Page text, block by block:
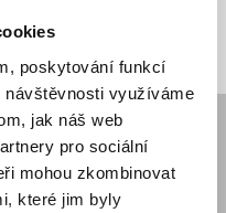
poskytování funkcí
využíváme
jak náš web
pro sociální
mohou zkombinovat
které jim byly
Přihlásit se
Knižní novinky
Dárkové poukazy